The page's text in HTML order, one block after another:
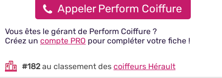
Appeler Perform Coiffure
Vous êtes le gérant de Perform Coiffure ?
Créez un compte PRO pour compléter votre fiche !
#182au classement des coiffeurs Hérault